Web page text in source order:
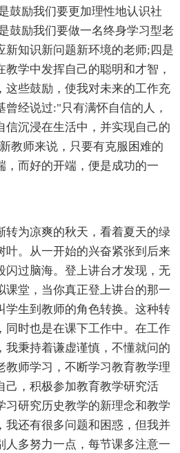
鼓励我们要更加理性地认识社
鼓励我们要做一名终身学习型老
新知识新问题新环境的老师;四是
学中发挥自己的聪明和才智，
这些鼓励，使我对未来的工作充
经说过:"只有满怀自信的人，
信沉浸在生活中，并实现自己的
教师来说，只要有克服困难的
，而好的开端，便是成功的一
转为凉爽的秋天，看着夏天的绿
叶。从一开始的兴奋紧张到后来
闪过脑海。登上讲台才发现，无
课堂，当你真正登上讲台的那一
学生到教师的角色转换。这种转
同时也是在课下工作中。在工作
我秉持着谦虚谨慎，不懂就问的
教师学习，不断学习教育教学理
己，积极参加教育教学研究活
习研究历史教学的新理念和教学
我还有很多问题和困惑，但我并
人多努力一点，每节课多注意一